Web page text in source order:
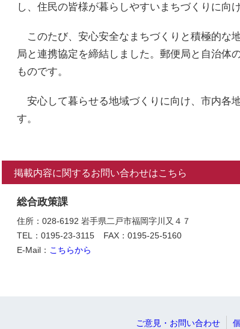
し、住民の皆様が暮らしやすいまちづくりに向
このたび、安心安全なまちづくりと積極的な
局と連携協定を締結しました。郵便局と自治体
ものです。
安心して暮らせる地域づくりに向け、市内各
す。
掲載内容に関するお問い合わせはこちら
総合政策課
住所：028-6192 岩手県二戸市福岡字川又４７
TEL：0195-23-3115
FAX：0195-25-5160
E-Mail： こちらから
ご意見・お問い合わせ